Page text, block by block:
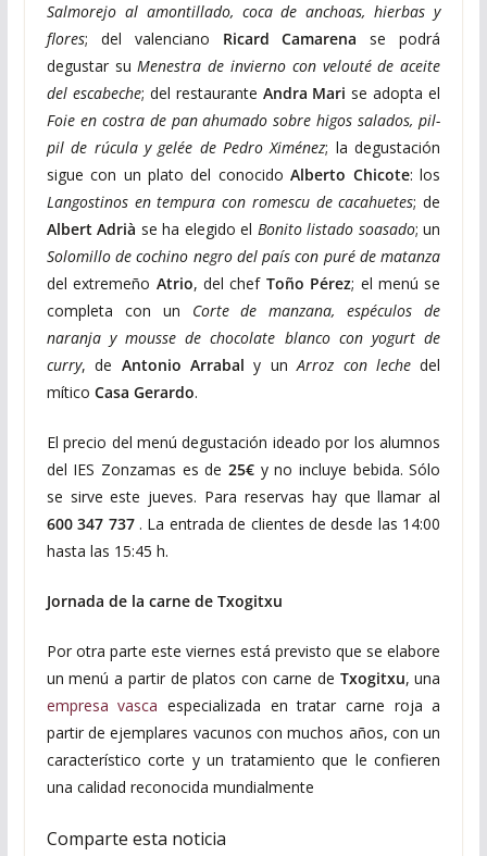
Salmorejo al amontillado, coca de anchoas, hierbas y
flores; del valenciano Ricard Camarena se podrá
degustar suMenestra de invierno con velouté de aceite
del escabeche; del restaurante Andra Mari se adopta el
Foie en costra de pan ahumado sobre higos salados, pil-
pil de rúcula y gelée de Pedro Ximénez; la degustación
sigue con un plato del conocidoAlberto Chicote: los
Langostinos en tempura con romescu de cacahuetes; de
Albert Adrià se ha elegido el Bonito listado soasado; un
Solomillo de cochino negro del país con puré de matanza
del extremeño Atrio, del chef Toño Pérez; el menú se
completa con un Corte de manzana, espéculos de
naranja y mousse de chocolate blanco con yogurt de
curry, de Antonio Arrabal y unArroz con lechedel
mítico Casa Gerardo.
El precio del menú degustación ideado por los alumnos
del IES Zonzamas es de 25€ y no incluye bebida. Sólo
se sirve este jueves. Para reservas hay que llamar al
600 347 737. La entrada de clientes de desde las 14:00
hasta las 15:45 h.
Jornada de la carne de Txogitxu
Por otra parte este viernes está previsto que se elabore
un menú a partir de platos con carne de Txogitxu, una
empresa vasca especializada en tratar carne roja a
partir de ejemplares vacunos con muchos años, con un
característico corte y un tratamiento que le confieren
una calidad reconocida mundialmente
Comparte esta noticia